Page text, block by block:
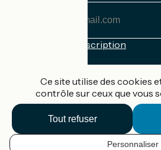
Conditions d'inscription
Accueil Vélo Pro
Contact
Mentions légales
Ce site utilise des cookies
contrôle sur ceux que vous
Tout refuser
Personnaliser